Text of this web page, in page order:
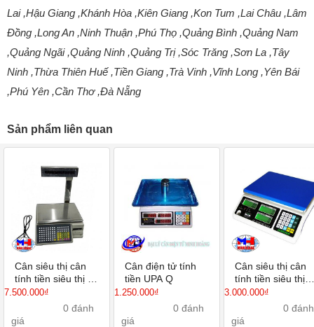
Lai ,Hậu Giang ,Khánh Hòa ,Kiên Giang ,Kon Tum ,Lai Châu ,Lâm
Đồng ,Long An ,Ninh Thuận ,Phú Thọ ,Quảng Bình ,Quảng Nam
,Quảng Ngãi ,Quảng Ninh ,Quảng Trị ,Sóc Trăng ,Sơn La ,Tây
Ninh ,Thừa Thiên Huế ,Tiền Giang ,Trà Vinh ,Vĩnh Long ,Yên Bái
,Phú Yên ,Cần Thơ ,Đà Nẵng
Sản phẩm liên quan
Cân siêu thị cân
tính tiền siêu thị in
phiếu mã vạch TM
7.500.000₫
0 đánh
giá
Cân điện tử tính
tiền UPA Q
1.250.000₫
0 đánh
giá
Cân siêu thị cân
tính tiền siêu thị
JPL Jadever
3.000.000₫
0 đánh
giá